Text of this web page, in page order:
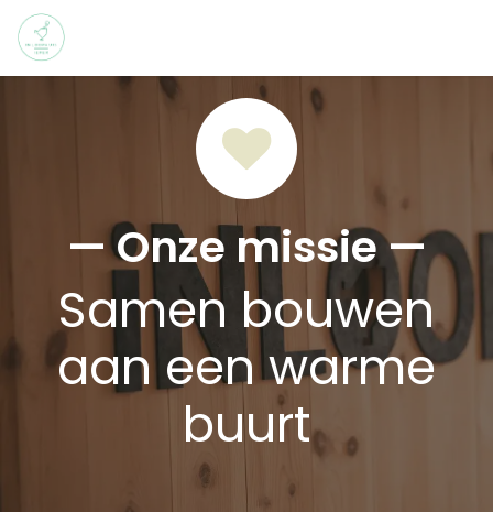
Overslaan naar inhoud
— Onze missie —
Samen bouwen
aan een warme
buurt